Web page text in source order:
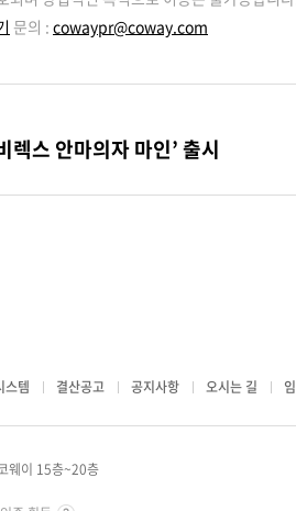
문의 : cowaypr@coway.com
스 안마의자 마인’ 출시
스템 결산공고 공지사항 오시는 길
웨이 15층~20층